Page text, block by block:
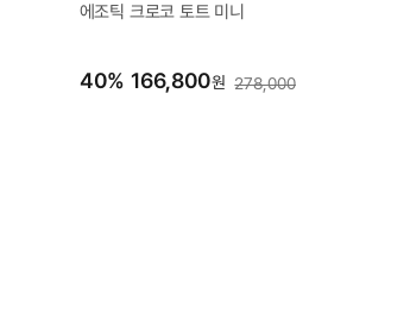
에조틱 크로코 토트 미니
40% 166,800원 278,000